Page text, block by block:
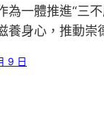
為一體推進“三
養身心，推動崇
9 日